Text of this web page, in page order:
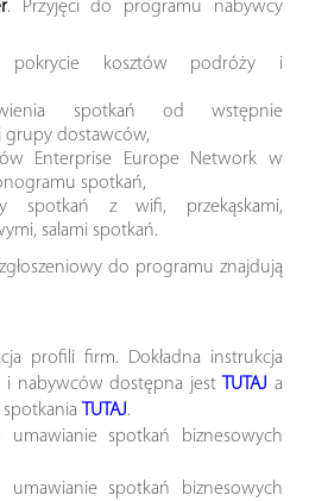
. Przyjęci do programu nabywcy
kosztów podróży i
spotkań od wstępnie
grupy dostawców,
Enterprise Europe Network w
spotkań,
spotkań z wifi, przekąskami,
salami spotkań.
do programu znajdują
profili firm. Dokładna instrukcja
i nabywców dostępna jest TUTAJ a
TUTAJ.
umawianie spotkań biznesowych
umawianie spotkań biznesowych